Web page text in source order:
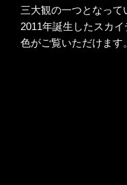
三大観の一つとなって
2011年誕生したスカ
色がご覧いただけます。